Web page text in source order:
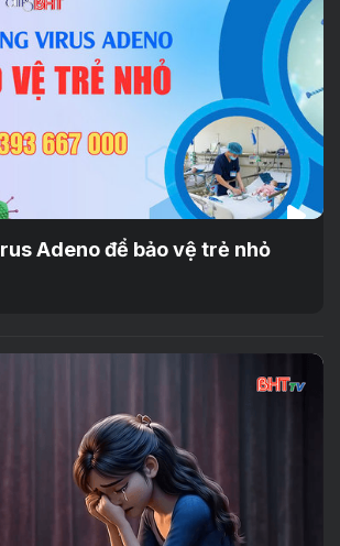
Adeno để bảo vệ trẻ nhỏ